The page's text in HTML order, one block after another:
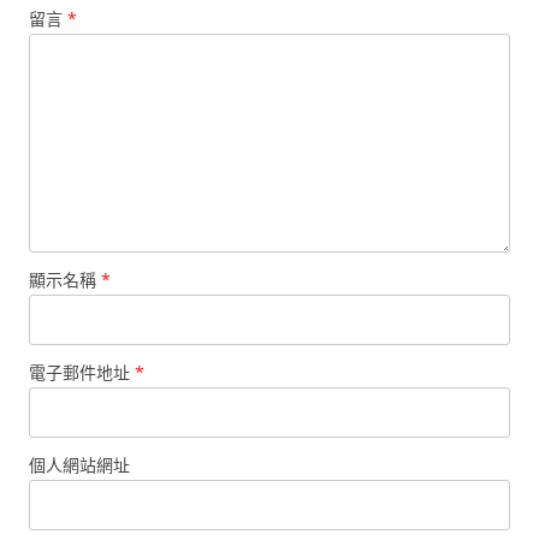
留言 *
顯示名稱 *
電子郵件地址 *
個人網站網址